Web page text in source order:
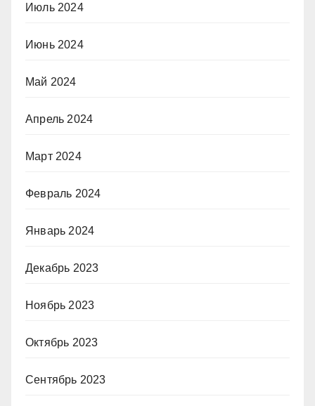
Июль 2024
Июнь 2024
Май 2024
Апрель 2024
Март 2024
Февраль 2024
Январь 2024
Декабрь 2023
Ноябрь 2023
Октябрь 2023
Сентябрь 2023